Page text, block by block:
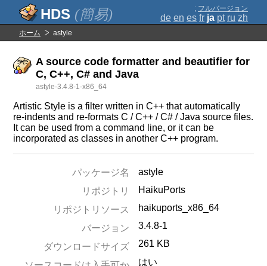
(簡易) ; フルバージョン
de en es fr ja pt ru zh
ホーム astyle
A source code formatter and beautifier for
C, C++, C# and Java
astyle-3.4.8-1-x86_64
Artistic Style is a filter written in C++ that automatically
re-indents and re-formats C / C++ / C# / Java source files.
It can be used from a command line, or it can be
incorporated as classes in another C++ program.
パッケージ名
astyle
リポジトリ
HaikuPorts
リポジトリソース
haikuports_x86_64
バージョン
3.4.8-1
ダウンロードサイズ 261 KB
はい